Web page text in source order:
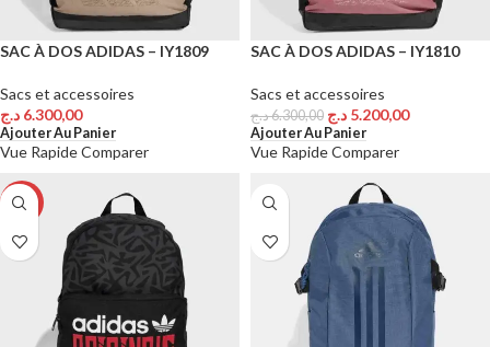
SAC À DOS ADIDAS – IY1809
Sacs et accessoires
6.300,00 د.ج
Ajouter Au Panier
Vue RapideComparer
SAC À DOS ADIDAS – IY1810
Sacs et accessoires
6.300,00د.ج 5.200,00 د.ج
Ajouter Au Panier
Vue RapideComparer
-19%